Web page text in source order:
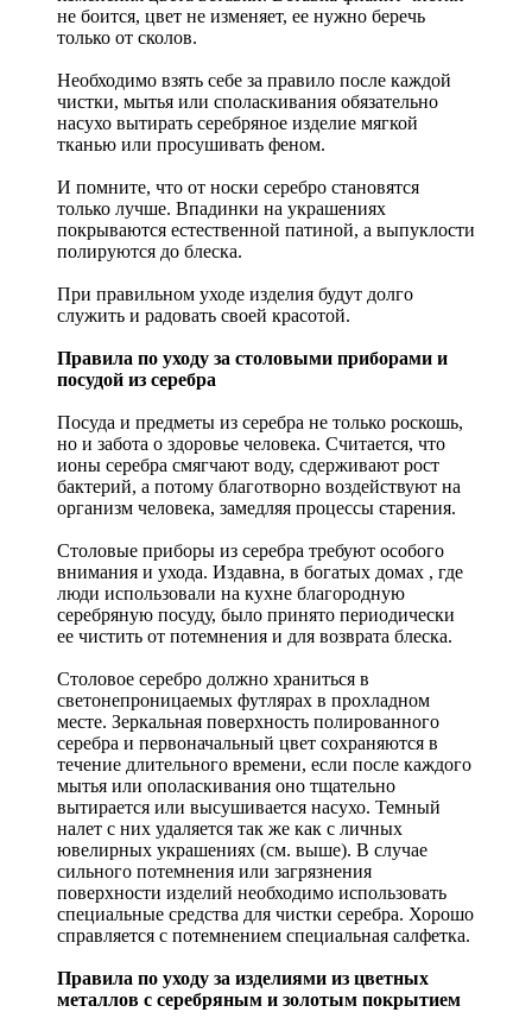
не боится, цвет не изменяет, ее нужно беречь
только от сколов.
Необходимо взять себе за правило после каждой
чистки, мытья или споласкивания обязательно
насухо вытирать серебряное изделие мягкой
тканью или просушивать феном.
И помните, что от носки серебро становятся
только лучше. Впадинки на украшениях
покрываются естественной патиной, а выпуклости
полируются до блеска.
При правильном уходе изделия будут долго
служить и радовать своей красотой.
Правила по уходу за столовыми приборами и
посудой из серебра
Посуда и предметы из серебра не только роскошь,
но и забота о здоровье человека. Считается, что
ионы серебра смягчают воду, сдерживают рост
бактерий, а потому благотворно воздействуют на
организм человека, замедляя процессы старения.
Столовые приборы из серебра требуют особого
внимания и ухода. Издавна, в богатых домах , где
люди использовали на кухне благородную
серебряную посуду, было принято периодически
ее чистить от потемнения и для возврата блеска.
Столовое серебро должно храниться в
светонепроницаемых футлярах в прохладном
месте. Зеркальная поверхность полированного
серебра и первоначальный цвет сохраняются в
течение длительного времени, если после каждого
мытья или ополаскивания оно тщательно
вытирается или высушивается насухо. Темный
налет с них удаляется так же как с личных
ювелирных украшениях (см. выше). В случае
сильного потемнения или загрязнения
поверхности изделий необходимо использовать
специальные средства для чистки серебра. Хорошо
справляется с потемнением специальная салфетка.
Правила по уходу за изделиями из цветных
металлов с серебряным и золотым покрытием